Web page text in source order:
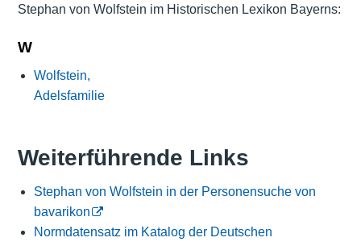
Stephan von Wolfstein im Historischen Lexikon Bayerns:
W
Wolfstein,
Adelsfamilie
Weiterführende Links
Stephan von Wolfstein in der Personensuche von
bavarikon
Normdatensatz im Katalog der Deutschen